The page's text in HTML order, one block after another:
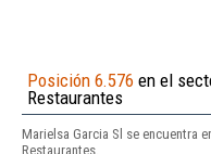
Posición 6.576 en el
Restaurantes
Marielsa Garcia Sl se encuentra
Restaurantes.